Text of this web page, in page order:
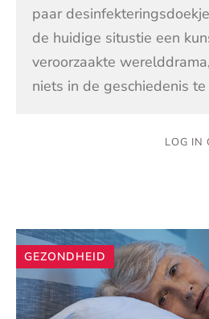
paar
de huidige situstie een
veroorzaakte
niets in de geschiedenis
LOG IN
Andere
artikelen
GEZONDHEID